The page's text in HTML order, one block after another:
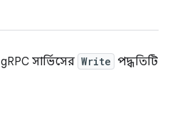
gRPC সার্ভিসের Write পদ্ধতিটি